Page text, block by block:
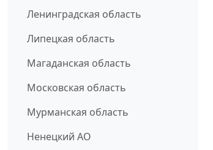
Ленинградская область
Липецкая область
Магаданская область
Московская область
Мурманская область
Ненецкий АО